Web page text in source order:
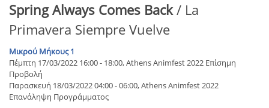
Spring Always Comes Back/ La
Primavera Siempre Vuelve
Μικρού Μήκους 1
Πέμπτη 17/03/2022 16:00 - 18:00, Athens Animfest 2022 Επίσημη
Προβολή
Παρασκευή 18/03/2022 04:00 - 06:00, Athens Animfest 2022
Επανάληψη Προγράμματος